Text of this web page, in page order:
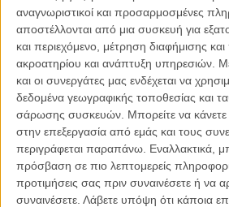
αναγνωριστικοί και προσαρμοσμένες
αποστέλλονται από μια συσκευή για
και περιεχόμενο, μέτρηση διαφήμισης
ακροατηρίου και ανάπτυξη υπηρεσιών.
και οι συνεργάτες μας ενδέχεται να
δεδομένα γεωγραφικής τοποθεσίας και
σάρωσης συσκευών. Μπορείτε να κάνετε
στην επεξεργασία από εμάς και τους
περιγράφεται παραπάνω. Εναλλακτικά,
πρόσβαση σε πιο λεπτομερείς
προτιμήσεις σας πριν συναινέσετε ή να
συναινέσετε. Λάβετε υπόψη ότι κάποια
της Λιν Ράμσεϊ; Ή δεν μπορούσε να πάρει
προβλέψεις, ποντάροντας με τόλμη στη
Λόιντ(ναι, την Μέριλ Στριπ σκηνοθετεί
εγχείρημα της Θάτσερ).
Κι όμως, το σαλόνι των σκηνοθετών στις
έγκριτου περιοδικού, στο αφιέρωμα που
υπάρχει ούτε μία γυναίκα. Κι αν οι παίκτες
της τάξεως του Κλιντ Ιστγουντ και Μάρτιν
συμφωνούσαμε ότι η Ράμσεϊ δε μπορούσε
προς τιμή του, το «Hollywood Reporter»